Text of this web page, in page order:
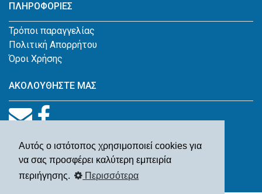
Αυτός ο ιστότοπος χρησιμοποιεί cookies για
να σας προσφέρει καλύτερη εμπειρία
περιήγησης.
Περισσότερα
ΠΛΗΡΟΦΟΡΙΕΣ
Τρόποι παραγγελίας
Πολιτική Απορρήτου
Όροι Χρήσης
ΑΚΟΛΟΥΘΗΣΤΕ ΜΑΣ